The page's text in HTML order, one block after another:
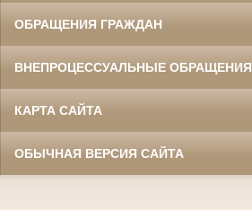
ОБРАЩЕНИЯ ГРАЖДАН
ВНЕПРОЦЕССУАЛЬНЫЕ ОБРАЩЕНИЯ
КАРТА САЙТА
ОБЫЧНАЯ ВЕРСИЯ САЙТА